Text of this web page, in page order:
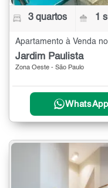
3 quartos 1
Jardim Paulista
Zona Oeste - São Paulo
WhatsApp